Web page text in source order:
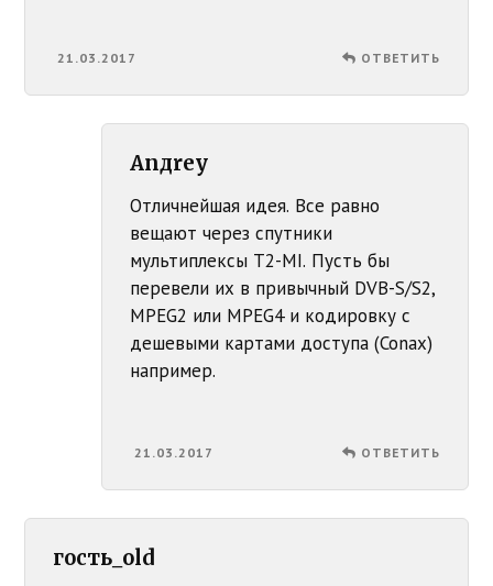
21.03.2017 ОТВЕТИТЬ
Anдrey
Отличнейшая идея. Все равно
вещают через спутники
мультиплексы T2-MI. Пусть бы
перевели их в привычный DVB-S/S2,
MPEG2 или MPEG4 и кодировку с
дешевыми картами доступа (Conax)
например.
21.03.2017 ОТВЕТИТЬ
гость_old